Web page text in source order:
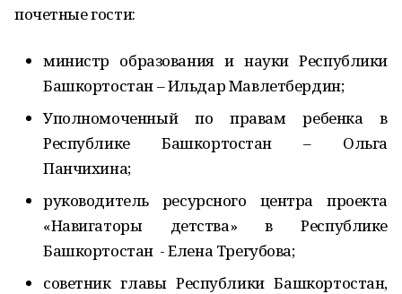
почетные гости:
министр образования и науки Республики
Башкортостан – Ильдар Мавлетбердин;
Уполномоченный по правам ребенка в
Республике Башкортостан – Ольга
Панчихина;
руководитель ресурсного центра проекта
«Навигаторы детства» в Республике
Башкортостан - Елена Трегубова;
советник главы Республики Башкортостан,